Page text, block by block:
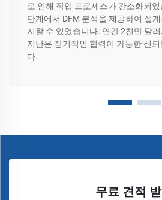
로 인해 작업 프로세스가 간소화되
단계에서 DFM 분석을 제공하여 설
지할 수 있었습니다. 연간 2천만 달
지난은 장기적인 협력이 가능한 신
다.
무료 견적